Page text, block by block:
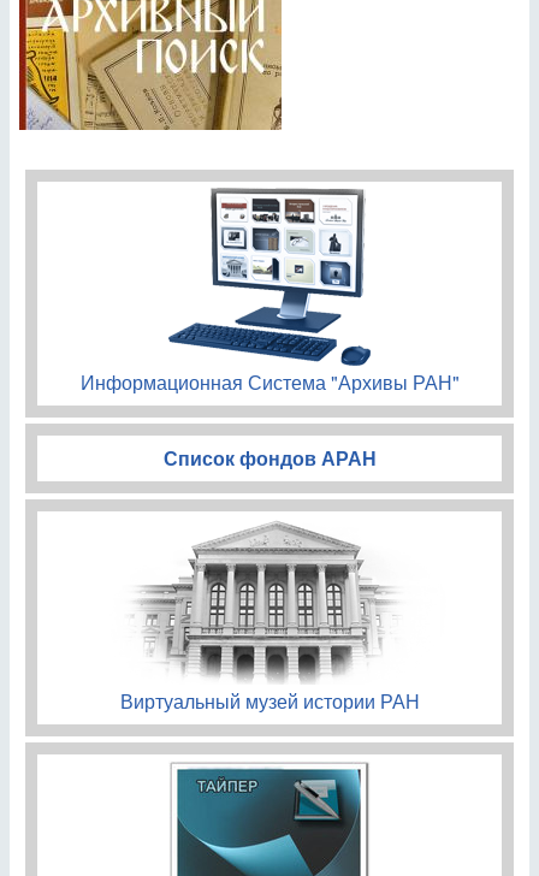
Информационная Система "Архивы РАН"
Список фондов АРАН
Виртуальный музей истории РАН